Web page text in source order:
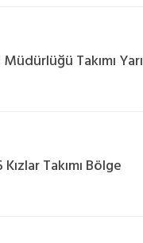
Takımı Yarı
Takımı Bölge